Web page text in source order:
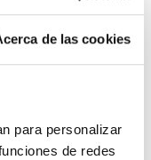
de las cookies
para personalizar
de redes